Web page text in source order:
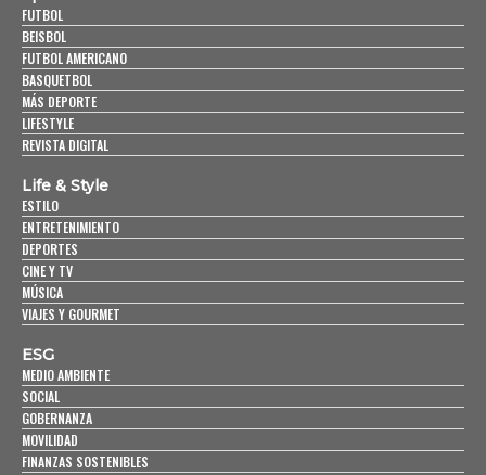
FUTBOL
BEISBOL
FUTBOL AMERICANO
BASQUETBOL
MÁS DEPORTE
LIFESTYLE
REVISTA DIGITAL
Life & Style
ESTILO
ENTRETENIMIENTO
DEPORTES
CINE Y TV
MÚSICA
VIAJES Y GOURMET
ESG
MEDIO AMBIENTE
SOCIAL
GOBERNANZA
MOVILIDAD
FINANZAS SOSTENIBLES